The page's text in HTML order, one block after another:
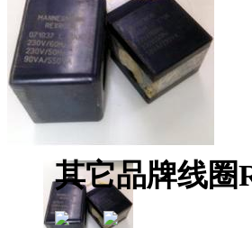
其它品牌线圈